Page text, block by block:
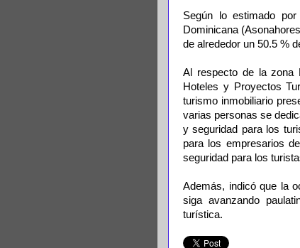
Según lo estimado
Dominicana
de alrededor un 50.5 %
Al respecto de la zona
Hoteles y Proyectos
turismo inmobiliario
varias personas se
y seguridad para los
para los empresarios
seguridad para los
Además, indicó que la
siga avanzando
turística.